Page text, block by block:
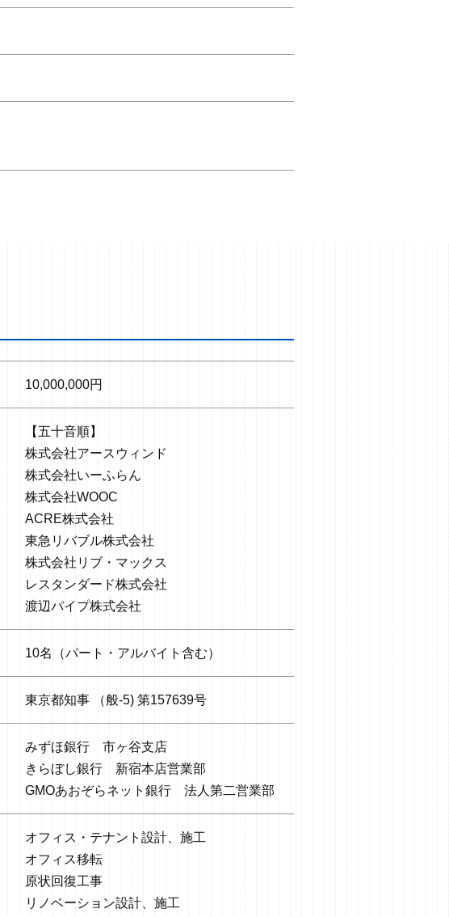
10,000,000円
【五十音順】
株式会社アースウィンド
株式会社いーふらん
株式会社WOOC
ACRE株式会社
東急リバブル株式会社
株式会社リブ・マックス
レスタンダード株式会社
渡辺パイプ株式会社
10名（パート・アルバイト含む）
東京都知事 （般-5) 第157639号
みずほ銀行 市ヶ谷支店
きらぼし銀行 新宿本店営業部
GMOあおぞらネット銀行 法人第二営業部
オフィス・テナント設計、施工
オフィス移転
原状回復工事
リノベーション設計、施工